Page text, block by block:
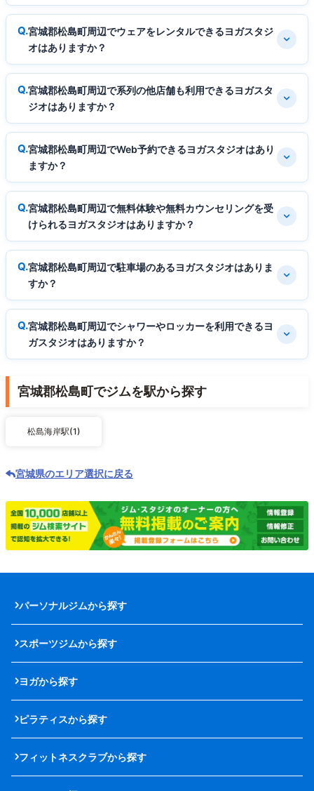
宮城郡松島町周辺でウェアをレンタルできるヨガスタジ
オはありますか？
宮城郡松島町周辺で系列の他店舗も利用できるヨガスタ
ジオはありますか？
宮城郡松島町周辺でWeb予約できるヨガスタジオはあり
ますか？
宮城郡松島町周辺で無料体験や無料カウンセリングを受
けられるヨガスタジオはありますか？
宮城郡松島町周辺で駐車場のあるヨガスタジオはありま
すか？
宮城郡松島町周辺でシャワーやロッカーを利用できるヨ
ガスタジオはありますか？
宮城郡松島町でジムを駅から探す
松島海岸駅(1)
宮城県のエリア選択に戻る
パーソナルジムから探す
スポーツジムから探す
ヨガから探す
ピラティスから探す
フィットネスクラブから探す